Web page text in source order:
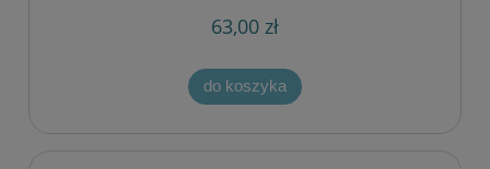
63,00 zł
do koszyka